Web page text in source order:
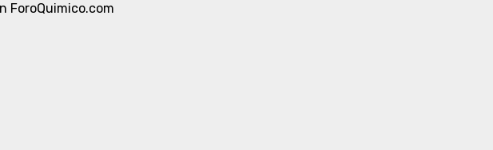
ForoQuimico.com